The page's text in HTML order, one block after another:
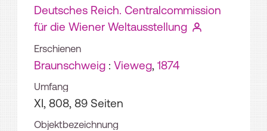
Deutsches Reich. Centralcommission
für die Wiener Weltausstellung
Erschienen
Braunschweig : Vieweg, 1874
Umfang
XI, 808, 89 Seiten
Objektbezeichnung